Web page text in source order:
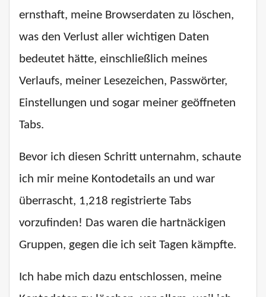
ernsthaft, meine Browserdaten zu löschen,
was den Verlust aller wichtigen Daten
bedeutet hätte, einschließlich meines
Verlaufs, meiner Lesezeichen, Passwörter,
Einstellungen und sogar meiner geöffneten
Tabs.
Bevor ich diesen Schritt unternahm, schaute
ich mir meine Kontodetails an und war
überrascht, 1,218 registrierte Tabs
vorzufinden! Das waren die hartnäckigen
Gruppen, gegen die ich seit Tagen kämpfte.
Ich habe mich dazu entschlossen, meine